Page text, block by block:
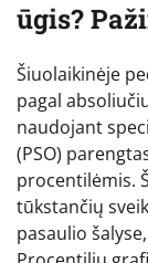
ūgis?
Šiuolaikinėje
pagal
naudojant
(PSO)
procentilėmis.
tūkstančių
pasaulio